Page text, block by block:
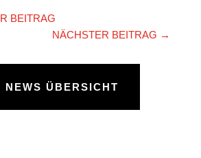
BEITRAG
NÄCHSTER BEITRAG →
NEWS ÜBERSICHT